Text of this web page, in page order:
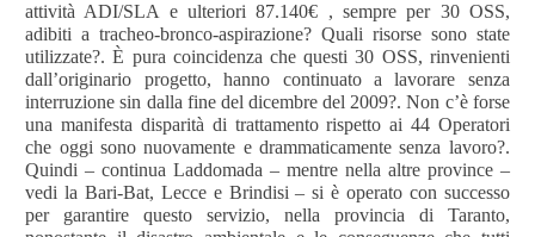
attività ADI/SLA e ulteriori 87.140€ , sempre per 30 OSS,
adibiti a tracheo-bronco-aspirazione? Quali risorse sono state
utilizzate?. È pura coincidenza che questi 30 OSS, rinvenienti
dall’originario progetto, hanno continuato a lavorare senza
interruzione sin dalla fine del dicembre del 2009?. Non c’è forse
una manifesta disparità di trattamento rispetto ai 44 Operatori
che oggi sono nuovamente e drammaticamente senza lavoro?.
Quindi – continua Laddomada – mentre nella altre province –
vedi la Bari-Bat, Lecce e Brindisi – si è operato con successo
per garantire questo servizio, nella provincia di Taranto,